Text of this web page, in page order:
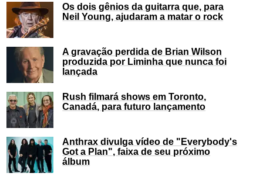
Os dois gênios da guitarra que, para
Neil Young, ajudaram a matar o rock
A gravação perdida de Brian Wilson
produzida por Liminha que nunca foi
lançada
Rush filmará shows em Toronto,
Canadá, para futuro lançamento
Anthrax divulga vídeo de "Everybody's
Got a Plan", faixa de seu próximo
álbum